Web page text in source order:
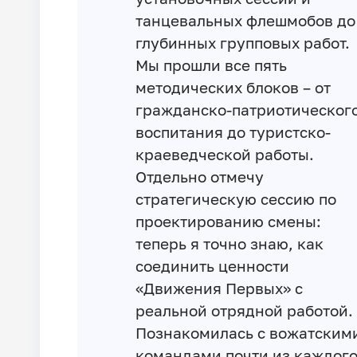
танцевальных флешмобов до
глубинных групповых работ.
Мы прошли все пять
методических блоков – от
гражданско-
воспитания до туристско-
краеведческой работы.
Отдельно отмечу
стратегическую сессию по
проектированию смены:
теперь я точно знаю, как
соединить ценности
«Движения Первых» с
реальной отрядной работой.
Познакомилась с